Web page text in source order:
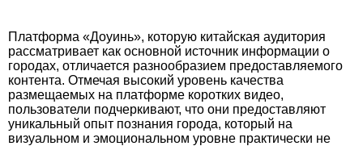
Платформа «Доуинь», которую китайская аудитория
рассматривает как основной источник информации о
городах, отличается разнообразием предоставляемого
контента. Отмечая высокий уровень качества
размещаемых на платформе коротких видео,
пользователи подчеркивают, что они предоставляют
уникальный опыт познания города, который на
визуальном и эмоциональном уровне практически не